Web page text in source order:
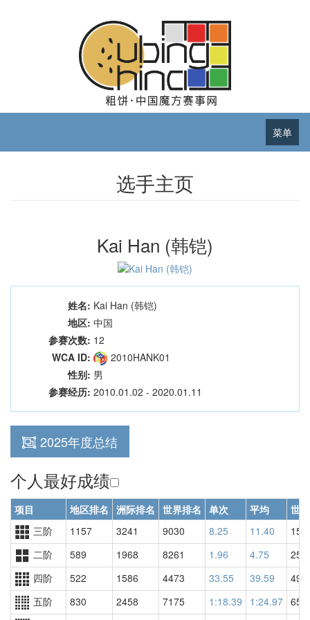
菜单
选手主页
Kai Han (韩铠)
姓名: Kai Han (韩铠)
地区: 中国
参赛次数: 12
WCA ID:
2010HANK01
性别: 男
参赛经历: 2010.01.02 - 2020.01.11
2025年度总结
个人最好成绩
项目 地区排名 洲际排名 世界排名 单次 平均
世
三阶
1157 3241 9030 8.25 11.40
二阶
589 1968 8261 1.96 4.75
四阶
522 1586 4473 33.55 39.59
五阶
830 2458 7175 1:18.39 1:24.97